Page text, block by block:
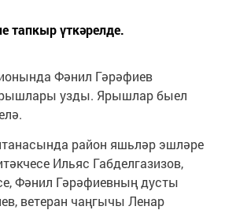
тапкыр үткәрелде.
Фәнил Гәрәфиев
узды. Ярышлар быел
район яшьләр эшләре
Ильяс Габделгазизов,
Фәнил Гәрәфиевның дусты
ветеран чаңгычы Ленар